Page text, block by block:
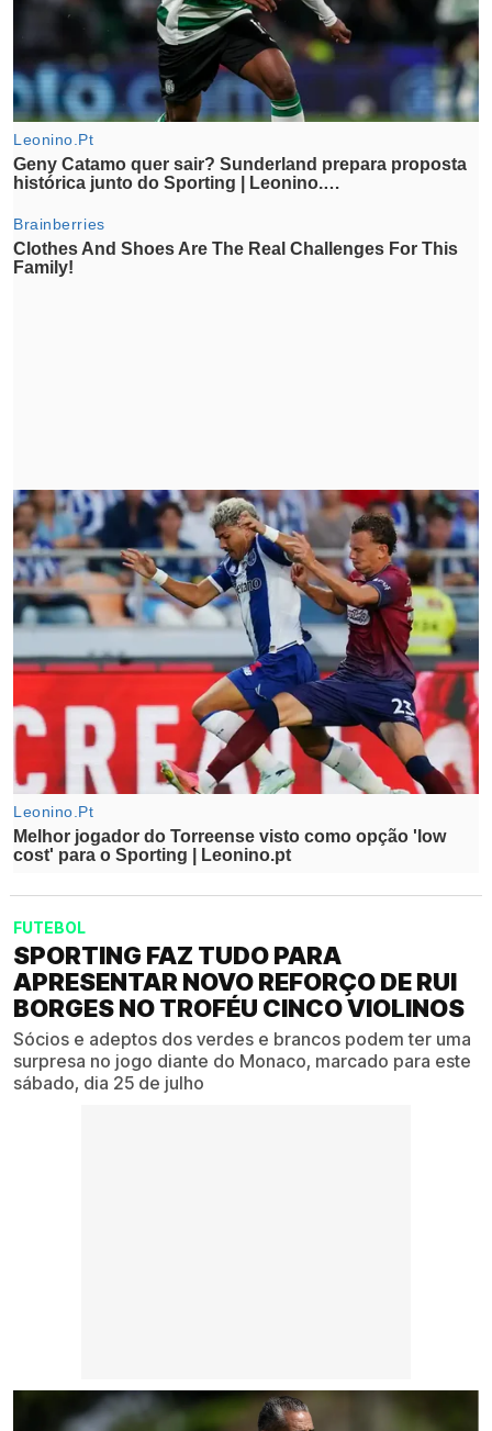
FUTEBOL
SPORTING FAZ TUDO PARA
APRESENTAR NOVO REFORÇO DE RUI
BORGES NO TROFÉU CINCO VIOLINOS
Sócios e adeptos dos verdes e brancos podem ter uma
surpresa no jogo diante do Monaco, marcado para este
sábado, dia 25 de julho